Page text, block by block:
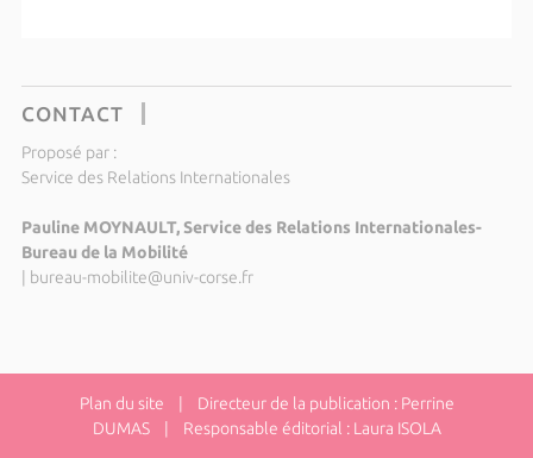
CONTACT
Proposé par :
Service des Relations Internationales
Pauline MOYNAULT, Service des Relations Internationales-
Bureau de la Mobilité
| bureau-mobilite@univ-corse.fr
Plan du site | Directeur de la publication : Perrine
DUMAS | Responsable éditorial : Laura ISOLA